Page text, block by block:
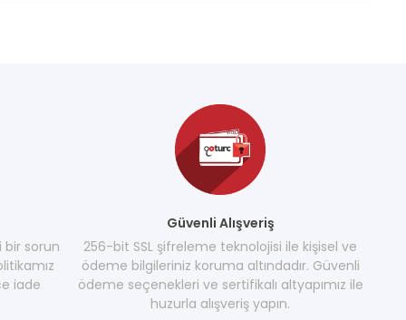
bir sorun
iade
Güvenli Alışveriş
256-bit SSL şifreleme teknolojisi ile kişisel ve
ödeme bilgileriniz koruma altındadır. Güvenli
ödeme seçenekleri ve sertifikalı altyapımız ile
huzurla alışveriş yapın.